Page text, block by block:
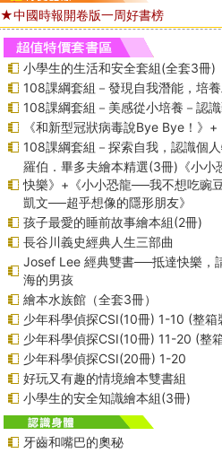
★中國時報開卷版一周好書榜
小學生的生活和安全套組(全套3冊)
108課綱套組－發現自我潛能，培
108課綱套組－美感從小培養－認
《和新型冠狀病毒說Bye Bye！》
108課綱套組－探索自我，認識個
羅伯．畢多夫繪本精選(3冊)《小
快樂》+《小小恐龍──我不想吃豌
凱文──超乎想像的隱形朋友》
孩子最愛的睡前故事繪本組(2冊)
長谷川義史經典人生三部曲
Josef Lee 經典雙書──抵達快樂，
海的男孩
繪本水族館（全套3冊）
少年科學偵探CSI(10冊) 1-10 (整箱
少年科學偵探CSI(10冊) 11-20 (整
少年科學偵探CSI(20冊) 1-20
好玩又有趣的情境繪本雙書組
小學生的安全知識繪本組(3冊)
牙齒和嘴巴的奧秘